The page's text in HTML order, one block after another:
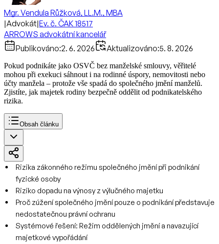
Mgr. Vendula Růžková, LL.M., MBA
|Advokát|Ev. č. ČAK 18517
ARROWS advokátní kancelář
Publikováno:2. 6. 2026 Aktualizováno:5. 8. 2026
Pokud podnikáte jako OSVČ bez manželské smlouvy, věřitelé
mohou při exekuci sáhnout i na rodinné úspory, nemovitosti nebo
účty manžela – protože vše spadá do společného jmění manželů.
Zjistíte, jak majetek rodiny bezpečně oddělit od podnikatelského
rizika.
Obsah článku
Rizika zákonného režimu společného jmění při podnikání
fyzické osoby
Riziko dopadu na výnosy z výlučného majetku
Proč zúžení společného jmění pouze o podnikání představuje
nedostatečnou právní ochranu
Systémové řešení: Režim oddělených jmění a navazující
majetkové vypořádání